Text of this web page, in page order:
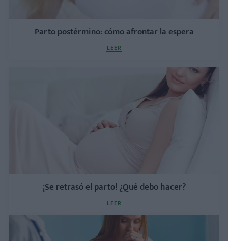
Parto postérmino: cómo afrontar la espera
LEER
¡Se retrasó el parto! ¿Qué debo hacer?
LEER